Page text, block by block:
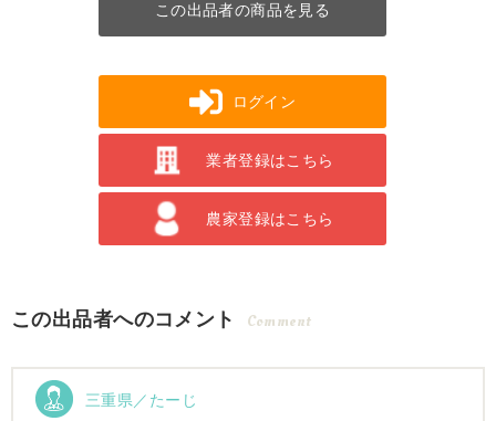
この出品者の商品を見る
ログイン
業者登録はこちら
農家登録はこちら
この出品者へのコメント Comment
三重県／たーじ